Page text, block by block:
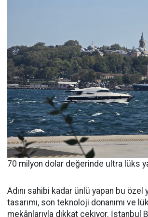
70 milyon dolar değerinde ultra lüks
Adını sahibi kadar ünlü yapan bu özel
tasarımı, son teknoloji donanımı ve
mekânlarıyla dikkat çekiyor. İstanbul